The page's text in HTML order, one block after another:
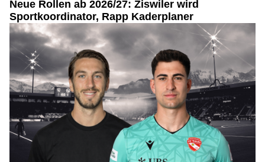
Neue Rollen ab 2026/27: Ziswiler wird
Sportkoordinator, Rapp Kaderplaner